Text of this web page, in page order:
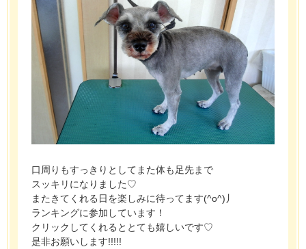
口周りもすっきりとしてまた体も足先まで
スッキリになりました♡
またきてくれる日を楽しみに待ってます(^o^)丿
ランキングに参加しています！
クリックしてくれるととても嬉しいです♡
是非お願いします!!!!!